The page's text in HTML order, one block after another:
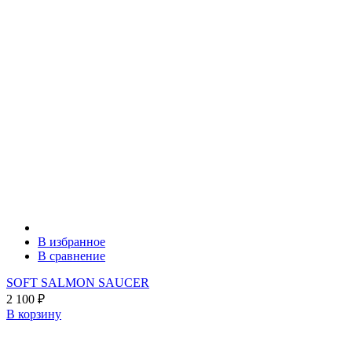
В избранное
В сравнение
SOFT SALMON SAUCER
2 100 ₽
В корзину